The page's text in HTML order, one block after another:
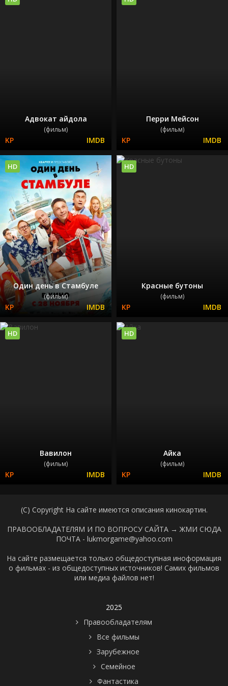
Адвокат айдола
(фильм)
Перри Мейсон
(фильм)
Один день в Стамбуле
(фильм)
HD
Красные бутоны
(фильм)
HD
Вавилон
(фильм)
HD
Айка
(фильм)
HD
(C) Copyright На сайте имеются описания кинокартин.
ПРАВООБЛАДАТЕЛЯМ И ПО ВОПРОСУ САЙТА → ЖМИ СЮДА
ПОЧТА - lukmorgame@yahoo.com
На сайте размещается только общедоступная иноформация
о фильмах - из общедоступных источников! Самих фильмов
или медиа файлов нет!
2025
Правообладателям
Все фильмы
Зарубежное
Семейное
Фантастика